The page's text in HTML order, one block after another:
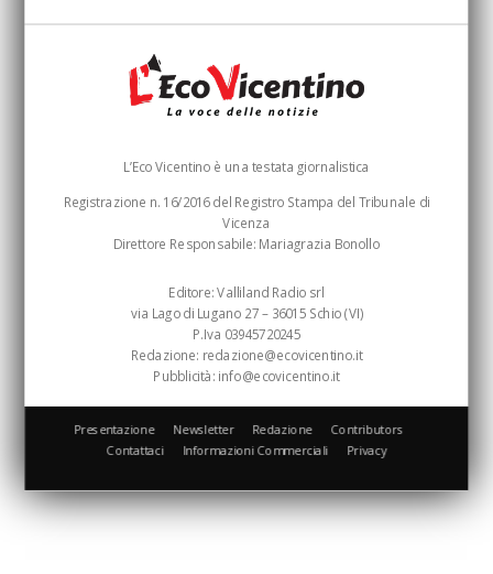
L’Eco Vicentino è una testata giornalistica
Registrazione n. 16/2016 del Registro Stampa del Tribunale di
Vicenza
Direttore Responsabile: Mariagrazia Bonollo
Editore: Valliland Radio srl
via Lago di Lugano 27 – 36015 Schio (VI)
P.Iva 03945720245
Redazione: redazione@ecovicentino.it
Pubblicità: info@ecovicentino.it
Presentazione Newsletter Redazione
Contributors
Contattaci
Informazioni Commerciali Privacy